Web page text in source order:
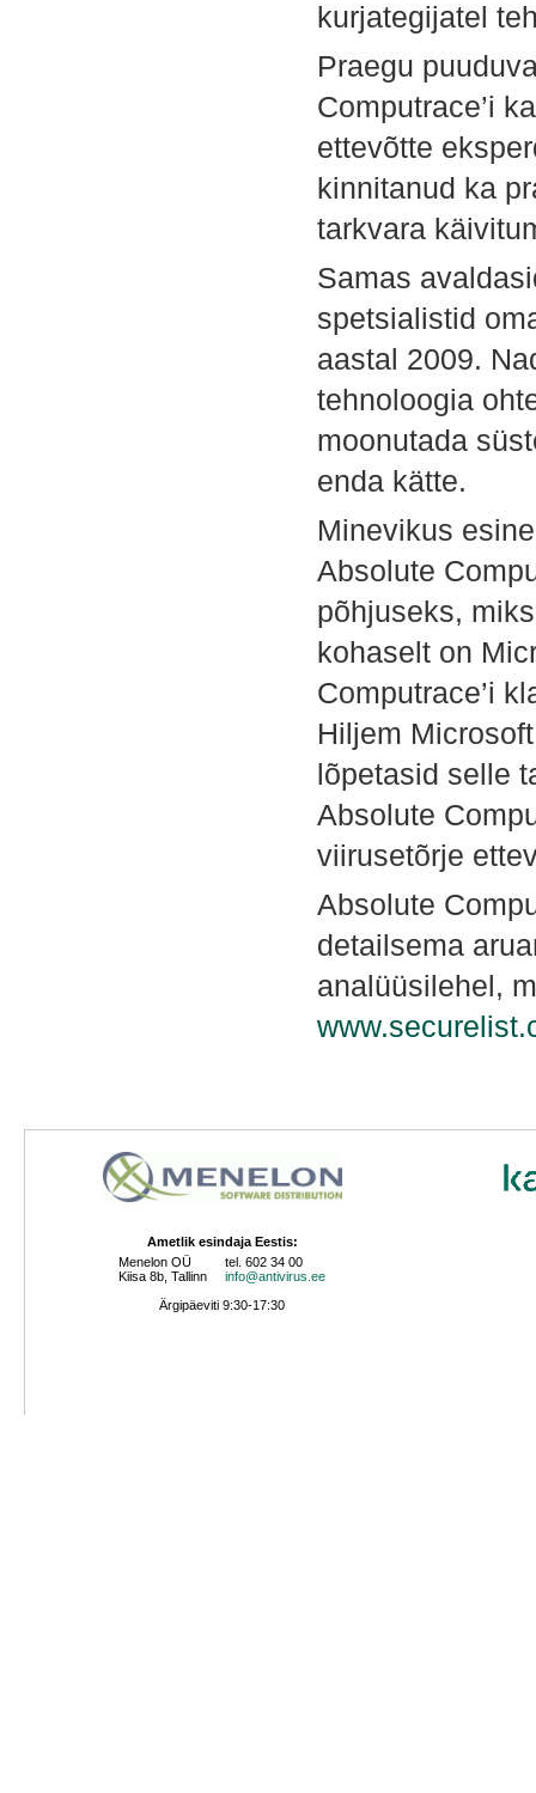
kurjategijatel
Praegu
Computrace’i
ettevõtte
kinnitanud ka
tarkvara
Samas
spetsialistid
aastal 2009.
tehnoloogia
moonutada
enda kätte.
Minevikus
Absolute
põhjuseks,
kohaselt on
Computrace’i
Hiljem
lõpetasid selle
Absolute
viirusetõrje
Absolute
detailsema
analüüsilehel,
Ametlik esindaja Eestis:
Menelon OÜ
Kiisa 8b, Tallinn
tel. 602 34 00
info@antivirus.ee
Ärgipäeviti 9:30-17:30